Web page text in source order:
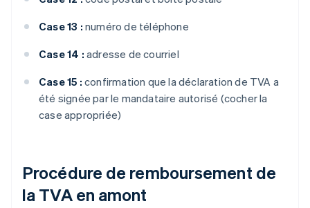
Case 13 : numéro de téléphone
Case 14 : adresse de courriel
Case 15 : confirmation que la déclaration de TVA a
été signée par le mandataire autorisé (cocher la
case appropriée)
Procédure de remboursement de
la TVA en amont